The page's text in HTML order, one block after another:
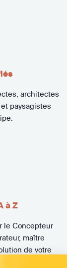
architectes
paysagistes
à Z
le Concepteur
maître
de votre
Juridique